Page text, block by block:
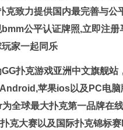
克致力提供国内最完善与公
公平认证牌照,立即注册
家一起同乐
GG扑克游戏亚洲中文旗舰站
苹果ios以及PC电脑
全球最大扑克第一品牌在线
克大赛以及国际扑克锦标赛